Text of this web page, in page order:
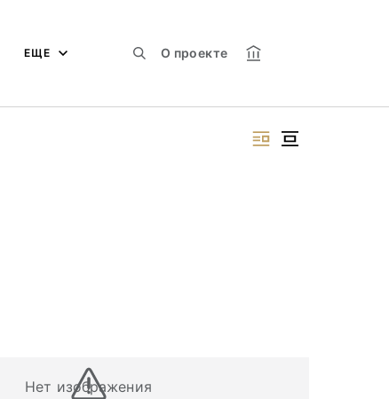
О проекте
ЕЩЕ
Нет изображения